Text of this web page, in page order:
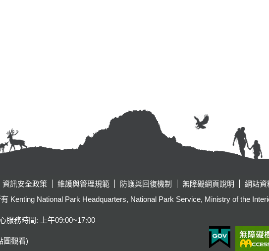
資訊安全政策 維護與管理規範 防護與回復機制 無障礙網頁說明
網站資
Kenting National Park Headquarters, National Park Service, Ministry of the
服務時間: 上午09:00~17:00
圖觀看)